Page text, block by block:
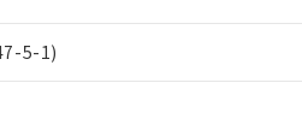
5-1)